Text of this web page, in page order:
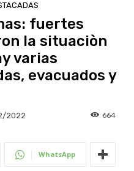
fuertes
la situaciòn
varias
evacuados y
2022 664
WhatsApp